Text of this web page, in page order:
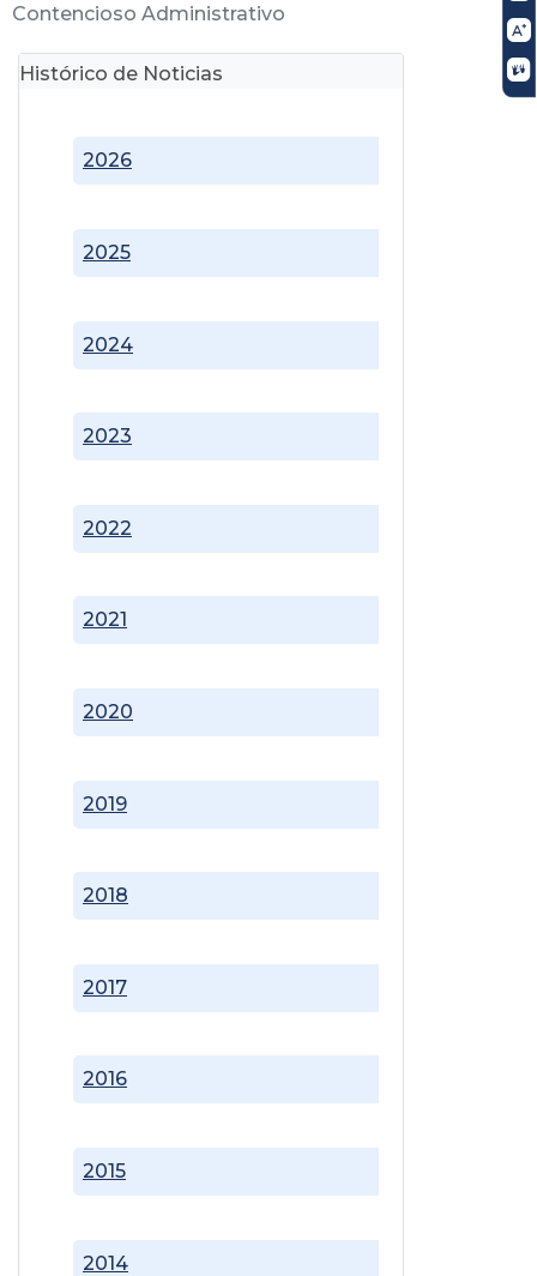
Contencioso Administrativo
Histórico de Noticias
2014
2015
2016
2017
2018
2019
2020
2021
2022
2023
2024
2025
2026